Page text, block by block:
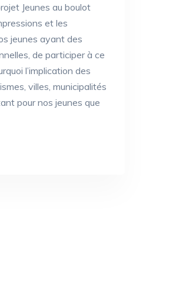
Jeunes au boulot
et les
jeunes ayant des
de participer à ce
l’implication des
villes, municipalités
pour nos jeunes que